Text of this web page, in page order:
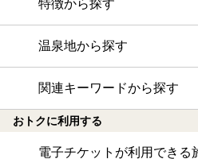
特徴から探す
温泉地から探す
関連キーワードから探す
おトクに利用する
電子チケットが利用できる